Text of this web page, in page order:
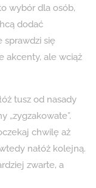
wybór dla osób,
dodać
sprawdzi się
akcenty, ale wciąż
tusz od nasady
„zygzakowate”.
chwilę aż
nałóż kolejną.
zwarte, a